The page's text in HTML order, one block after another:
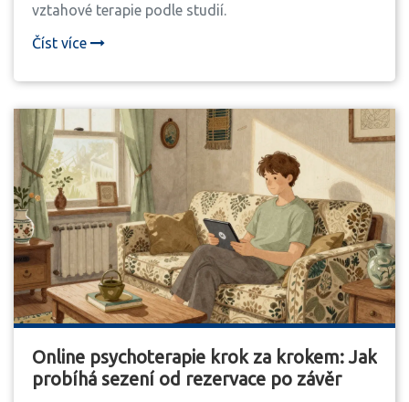
vztahové terapie podle studií.
Číst více
Online psychoterapie krok za krokem: Jak
probíhá sezení od rezervace po závěr